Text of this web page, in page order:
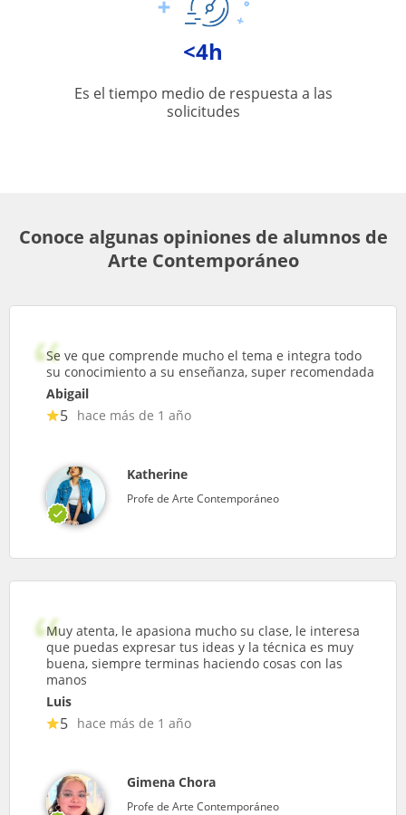
<4h
Es el tiempo medio de respuesta a las
solicitudes
Conoce algunas opiniones de alumnos de
Arte Contemporáneo
Se ve que comprende mucho el tema e integra todo
su conocimiento a su enseñanza, super recomendada
Abigail
5 hace más de 1 año
Katherine
Profe de Arte Contemporáneo
Muy atenta, le apasiona mucho su clase, le interesa
que puedas expresar tus ideas y la técnica es muy
buena, siempre terminas haciendo cosas con las
manos
Luis
5 hace más de 1 año
Gimena Chora
Profe de Arte Contemporáneo